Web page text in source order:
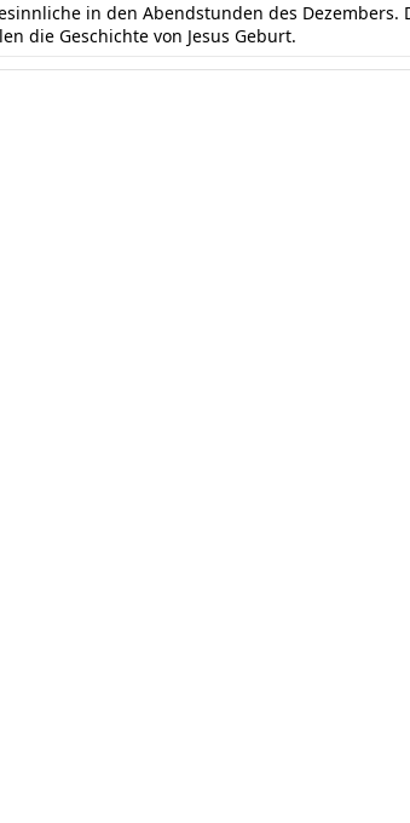
in den Abendstunden des
die Geschichte von Jesus Geburt.